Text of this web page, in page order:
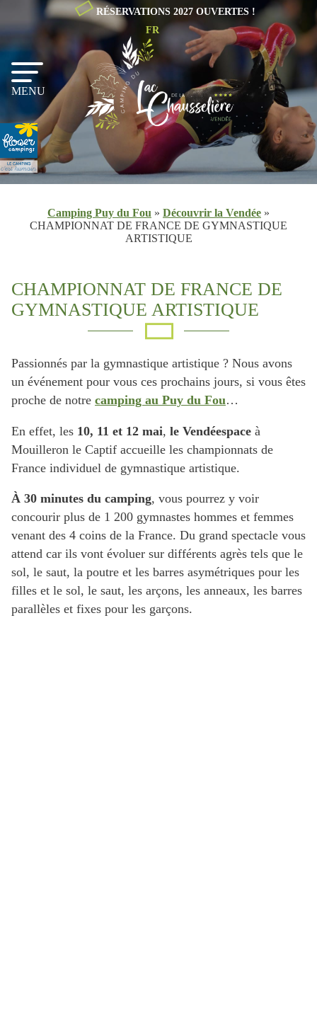
RÉSERVATIONS 2027 OUVERTES !
NL
FR
MENU
Camping Puy du Fou » Découvrir la Vendée »
CHAMPIONNAT DE FRANCE DE GYMNASTIQUE
ARTISTIQUE
CHAMPIONNAT DE FRANCE DE
GYMNASTIQUE ARTISTIQUE
Passionnés par la gymnastique artistique ? Nous avons
un événement pour vous ces prochains jours, si vous êtes
proche de notre camping au Puy du Fou…
En effet, les 10, 11 et 12 mai, le Vendéespace à
Mouilleron le Captif accueille les championnats de
France individuel de gymnastique artistique.
À 30 minutes du camping, vous pourrez y voir
concourir plus de 1 200 gymnastes hommes et femmes
venant des 4 coins de la France. Du grand spectacle vous
attend car ils vont évoluer sur différents agrès tels que le
sol, le saut, la poutre et les barres asymétriques pour les
filles et le sol, le saut, les arçons, les anneaux, les barres
parallèles et fixes pour les garçons.